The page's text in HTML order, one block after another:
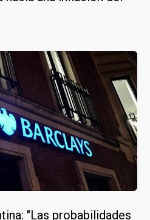
"Las probabilidades